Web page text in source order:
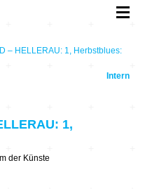
– HELLERAU: 1, Herbstblues:
Intern
1,
der Künste